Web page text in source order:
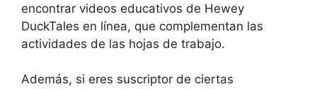
encontrar videos educativos de Hewey
DuckTales en línea, que complementan las
actividades de las hojas de trabajo.
Además, si eres suscriptor de ciertas